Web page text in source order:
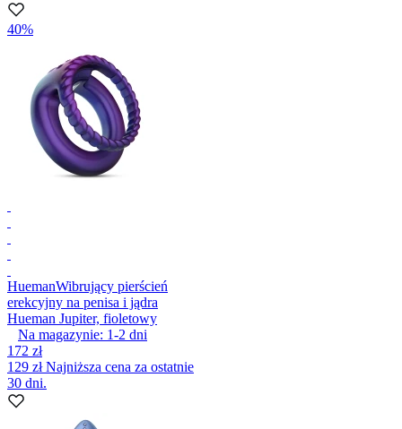
40%
HuemanWibrujący pierścień
erekcyjny na penisa i jądra
Hueman Jupiter, fioletowy
Na magazynie: 1-2 dni
172 zł
129 złNajniższa cena za ostatnie
30 dni.